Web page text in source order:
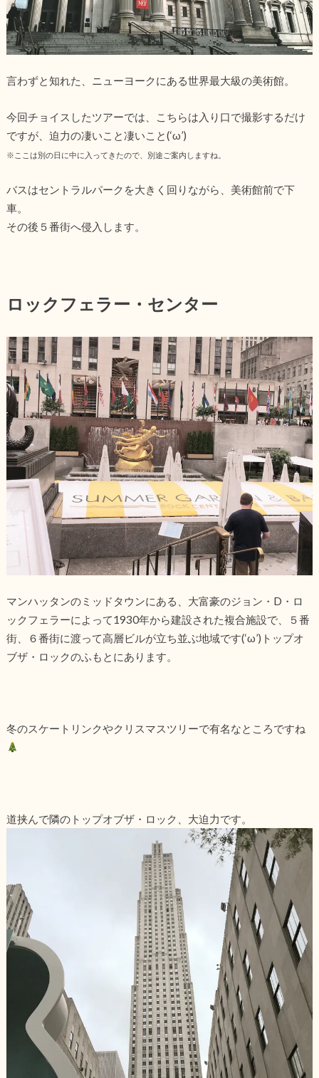
言わずと知れた、ニューヨークにある世界最大級の美術館。
今回チョイスしたツアーでは、こちらは入り口で撮影するだけ
ですが、迫力の凄いこと凄いこと(‘ω’)
※ここは別の日に中に入ってきたので、別途ご案内しますね。
バスはセントラルパークを大きく回りながら、美術館前で下
車。
その後５番街へ侵入します。
ロックフェラー・センター
マンハッタンのミッドタウンにある、大富豪のジョン・D・ロ
ックフェラーによって1930年から建設された複合施設で、５番
街、６番街に渡って高層ビルが立ち並ぶ地域です(‘ω’)トップオ
ブザ・ロックのふもとにあります。
冬のスケートリンクやクリスマスツリーで有名なところですね
道挟んで隣のトップオブザ・ロック、大迫力です。